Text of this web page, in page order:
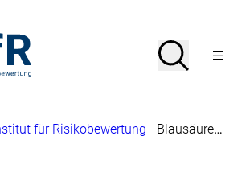
Suche
SucheMenü
für Risikobewertung
Blausäure und Cadmium in Leinsamen